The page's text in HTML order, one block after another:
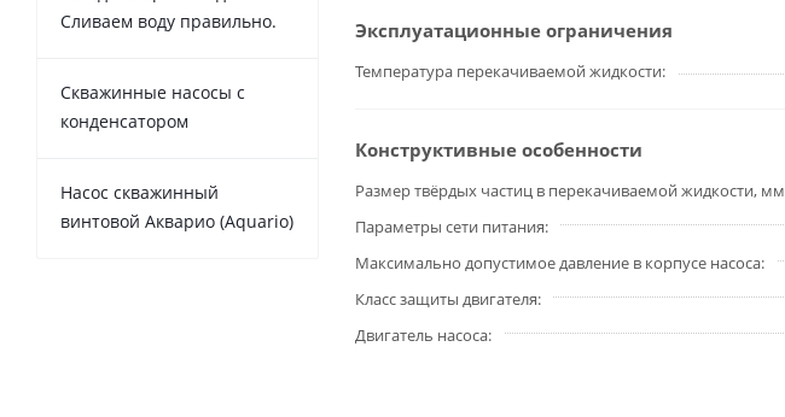
Эксплуатационные ограничения
Температура перекачиваемой жидкости
Конструктивные особенности
Размер твёрдых частиц в перекачиваемой жидкости, мм
Параметры сети питания
Максимально допустимое давление в корпусе насоса
Класс защиты двигателя
Двигатель насоса
Сливаем воду правильно.
Cкважинные насосы с
конденсатором
Насос скважинный
винтовой Акварио (Aquario)